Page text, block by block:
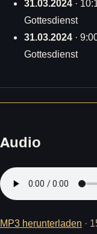
31.03.2024 ·
Gottesdienst
31.03.2024 ·
Gottesdienst
Audio
MP3 herunterladen ·